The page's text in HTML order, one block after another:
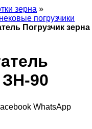
зерна »
погрузчики
Погрузчик зерна
ЗН-90
WhatsApp